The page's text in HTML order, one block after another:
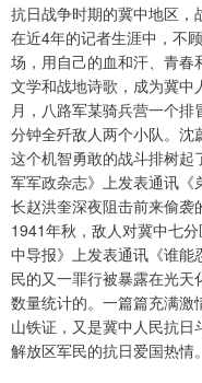
抗日战争时期的冀中地区
在近4年的记者生涯中，不
场，用自己的血和汗、青
文学和战地诗歌，成为冀中
月，八路军某骑兵营一个
分钟全歼敌人两个小队。沈
这个机智勇敢的战斗排树
军军政杂志》上发表通讯《
长赵洪奎深夜阻击前来偷袭
1941年秋，敌人对冀中七
中导报》上发表通讯《谁能
民的又一罪行被暴露在光
数量统计的。一篇篇充满激
山铁证，又是冀中人民抗日
解放区军民的抗日爱国热情。